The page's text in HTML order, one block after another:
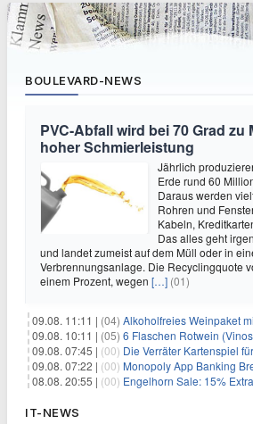
BOULEVARD-NEWS
PVC-Abfall wird bei 70 Grad zu
hoher Schmierleistung
Jährlich
Erde rund 60
Daraus werden
Rohren und
Kabeln,
Das alles geht
und landet zumeist auf dem Müll oder in
Verbrennungsanlage. Die Recyclingquote
einem Prozent, wegen […] (01)
09.08. 11:11 | (04) Alkoholfreies Weinpaket mit 47% Rabatt + 2
09.08. 10:11 | (05) 6 Flaschen Rotwein (Vinos Tinto Paket) + 2
09.08. 07:45 | (00) Die Verräter Kartenspiel
09.08. 07:22 | (00) Monopoly App Banking
08.08. 20:55 | (00) Engelhorn Sale: 15% Extra-Rabatt
IT-NEWS